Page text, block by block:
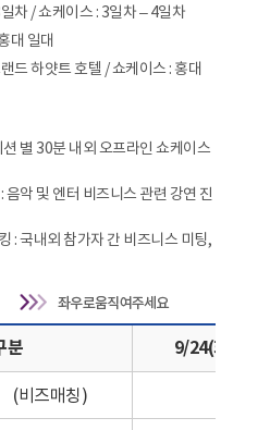
차 / 쇼케이스 : 3일차 – 4일차
대 일대
드 하얏트 호텔 / 쇼케이스 : 홍대
별 30분 내외 오프라인 쇼케이스
음악 및 엔터 비즈니스 관련 강연 진
: 국내외 참가자 간 비즈니스 미팅,
분 9/24(화)
(비즈매칭)